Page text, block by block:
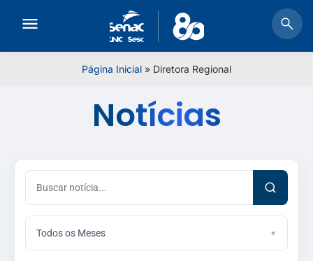
Página Inicial » Diretora Regional
Notícias
Todos os Meses